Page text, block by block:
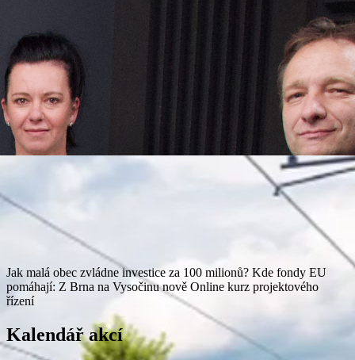
Jak malá obec zvládne investice za 100 milionů? Kde fondy EU
pomáhají: Z Brna na Vysočinu nově Online kurz projektového
řízení
Kalendář akcí